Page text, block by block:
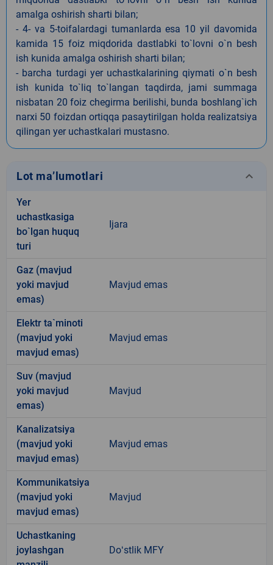
amalga oshirish sharti bilan;
- 4- va 5-toifalardagi tumanlarda esa 10 yil davomida
kamida 15 foiz miqdorida dastlabki to`lovni o`n besh
ish kunida amalga oshirish sharti bilan;
- barcha turdagi yer uchastkalarining qiymati o`n besh
ish kunida to`liq to`langan taqdirda, jami summaga
nisbatan 20 foiz chegirma berilishi, bunda boshlang`ich
narxi 50 foizdan ortiqqa pasaytirilgan holda realizatsiya
qilingan yer uchastkalari mustasno.
Lot ma’lumotlari keyboard_arrow_down
Yer
uchastkasiga
bo`lgan huquq
turi
Ijara
Gaz (mavjud
yoki mavjud
emas)
Mavjud emas
Elektr ta`minoti
(mavjud yoki
mavjud emas)
Mavjud emas
Suv (mavjud
yoki mavjud
emas)
Mavjud
Kanalizatsiya
(mavjud yoki
mavjud emas)
Mavjud emas
Kommunikatsiya
(mavjud yoki
mavjud emas)
Mavjud
Uchastkaning
joylashgan
Doʻstlik MFY